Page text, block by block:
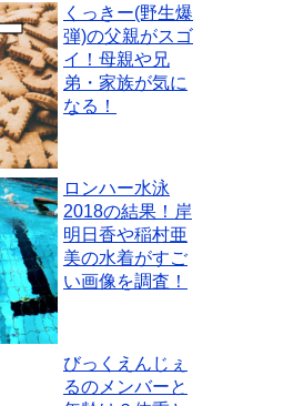
くっきー(野生爆
弾)の父親がスゴ
イ！母親や兄
弟・家族が気に
なる！
ロンハー水泳
2018の結果！岸
明日香や稲村亜
美の水着がすご
い画像を調査！
びっくえんじぇ
るのメンバーと